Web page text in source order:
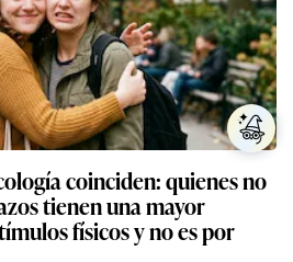
coinciden: quienes no
tienen una mayor
físicos y no es por